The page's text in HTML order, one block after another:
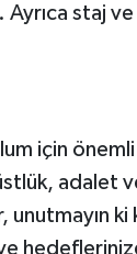
staj ve
için
adalet
unutmayın